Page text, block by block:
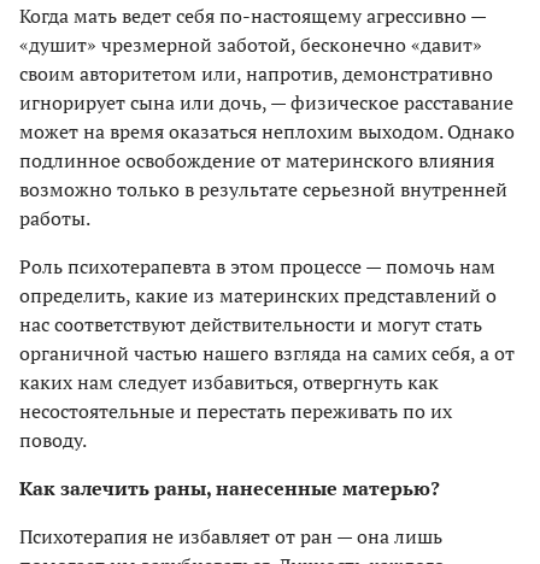
Когда мать ведет себя по-настоящему агрессивно —
«душит» чрезмерной заботой, бесконечно «давит»
своим авторитетом или, напротив, демонстративно
игнорирует сына или дочь, — физическое расставание
может на время оказаться неплохим выходом. Однако
подлинное освобождение от материнского влияния
возможно только в результате серьезной внутренней
работы.
Роль психотерапевта в этом процессе — помочь нам
определить, какие из материнских представлений о
нас соответствуют действительности и могут стать
органичной частью нашего взгляда на самих себя, а от
каких нам следует избавиться, отвергнуть как
несостоятельные и перестать переживать по их
поводу.
Как залечить раны, нанесенные матерью?
Психотерапия не избавляет от ран — она лишь